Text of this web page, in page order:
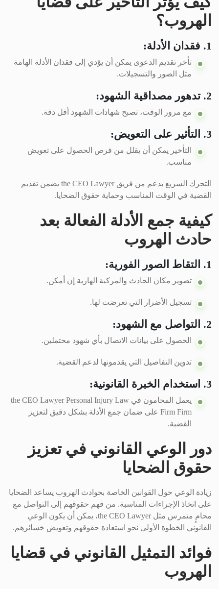
الهروب؟
1. فقدان الأدلة:
تأخر تقديم الدعوى يمكن أن يؤدي إلى فقدان الأدلة الهامة
مثل الصور والتسجيلات.
2. تدهور مصداقية الشهود:
مع مرور الوقت، تصبح شهادات الشهود أقل دقة.
3. التأثير على التعويض:
التأخير يمكن أن يقلل من فرص الحصول على تعويض
مناسب.
التحرك السريع بدعم من فريق the CEO Lawyer يضمن تقديم
القضية في الوقت المناسب وحماية حقوق الضحايا.
كيفية جمع الأدلة الفعالة بعد
حادث الهروب
1. التقاط الصور الفورية:
تصوير مكان الحادث والمركبة الهاربة إن أمكن.
تسجيل الأضرار التي تعرضت لها.
2. التواصل مع الشهود:
الحصول على بيانات الاتصال بأي شهود محتملين.
تدوين التفاصيل التي يقدمونها لدعم القضية.
3. استخدام الخبرة القانونية:
يعمل المحامون في the CEO Lawyer Personal Injury Law
Firm Firm على ضمان جمع الأدلة بشكل دقيق لتعزيز
القضية.
دور الوعي القانوني في تعزيز
حقوق الضحايا
زيادة الوعي حول القوانين الخاصة بحوادث الهروب يساعد الضحايا
على اتخاذ الإجراءات المناسبة. من فهم حقوقهم إلى التواصل مع
محامٍ متمرس مثل the CEO Lawyer، يمكن أن يكون الوعي
القانوني الخطوة الأولى نحو استعادة حقوقهم وتعويض خسائرهم.
فوائد التمثيل القانوني في قضايا
الهروب